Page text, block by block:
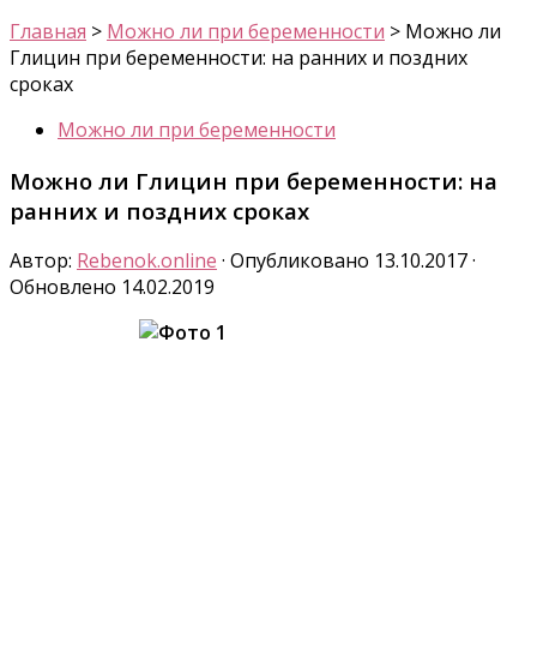
Главная > Можно ли при беременности > Можно ли
Глицин при беременности: на ранних и поздних
сроках
Можно ли при беременности
Можно ли Глицин при беременности: на
ранних и поздних сроках
Автор: Rebenok.online · Опубликовано 13.10.2017·
Обновлено 14.02.2019